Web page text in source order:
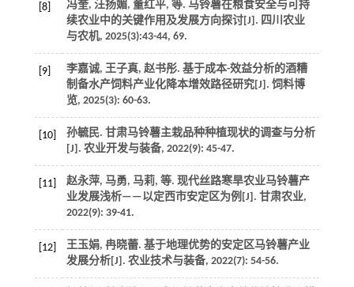
[8] 冯奎, 汪扬媚, 董红平, 等. 马铃薯在粮食安全与可持
续农业中的关键作用及发展方向探讨[J]. 四川农业
与农机, 2025(3):43-44, 69.
[9]
李嘉诚, 王子真, 赵书彤. 基于成本-效益分析的酒糟
制备水产饲料产业化降本增效路径研究[J]. 饲料博
览, 2025(3): 60-63.
[10]
孙毓民. 甘肃马铃薯主栽品种种植现状的调查与分析
[J]. 农业开发与装备, 2022(9): 45-47.
[11] 赵永萍, 马勇, 马莉, 等. 现代丝路寒旱农业马铃薯产
业发展浅析——以定西市安定区为例[J]. 甘肃农业,
2022(9): 39-41.
[12]
王玉娟, 冉晓蕾. 基于地理优势的安定区马铃薯产业
发展分析[J]. 农业技术与装备, 2022(7): 54-56.